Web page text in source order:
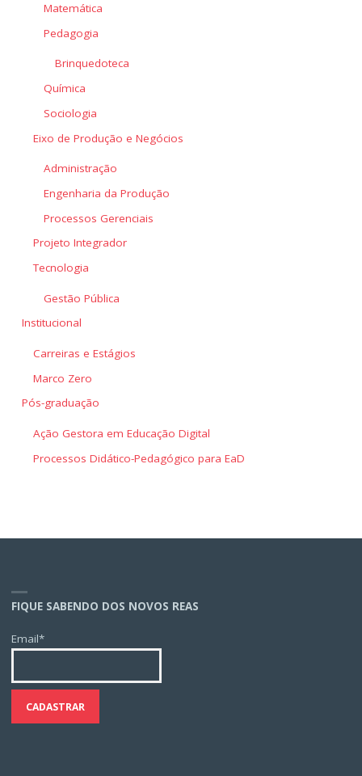
Matemática
Pedagogia
Brinquedoteca
Química
Sociologia
Eixo de Produção e Negócios
Administração
Engenharia da Produção
Processos Gerenciais
Projeto Integrador
Tecnologia
Gestão Pública
Institucional
Carreiras e Estágios
Marco Zero
Pós-graduação
Ação Gestora em Educação Digital
Processos Didático-Pedagógico para EaD
FIQUE SABENDO DOS NOVOS REAS
Email*